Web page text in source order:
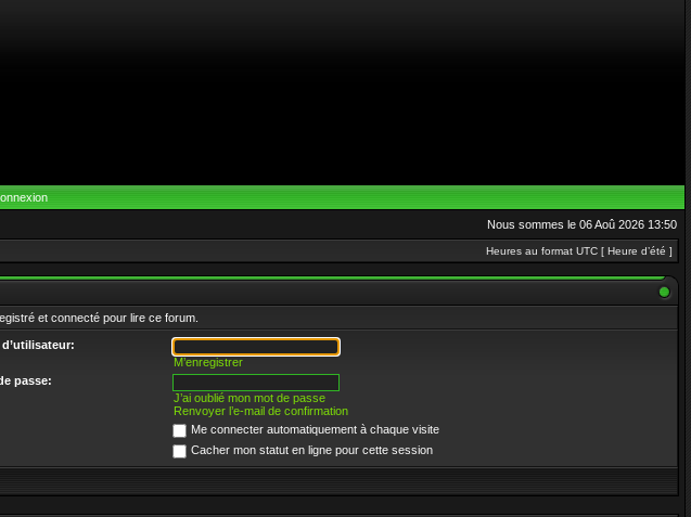
Nous sommes le 06 Aoû 2026 13:50
Heures au format UTC [ Heure d’été ]
et connecté pour lire ce forum.
M’enregistrer
passe:
J’ai oublié mon mot de passe
Renvoyer l’e-mail de confirmation
Me connecter automatiquement à chaque visite
Cacher mon statut en ligne pour cette session